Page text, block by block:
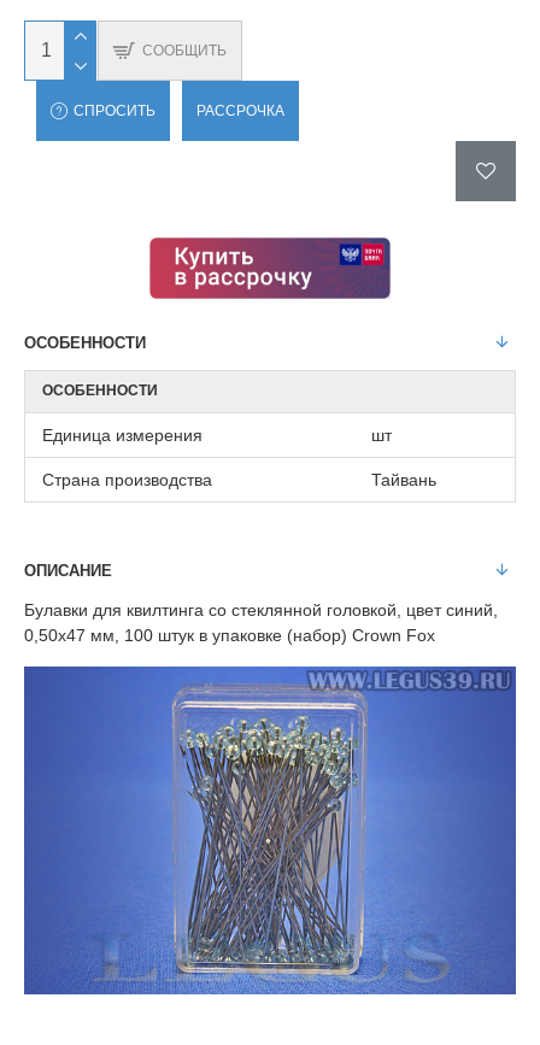
СООБЩИТЬ
СПРОСИТЬ РАССРОЧКА
ОСОБЕННОСТИ
ОСОБЕННОСТИ
Единица измерения шт
Страна производства Тайвань
ОПИСАНИЕ
Булавки для квилтинга со стеклянной головкой, цвет синий,
0,50x47 мм, 100 штук в упаковке (набор) Crown Fox